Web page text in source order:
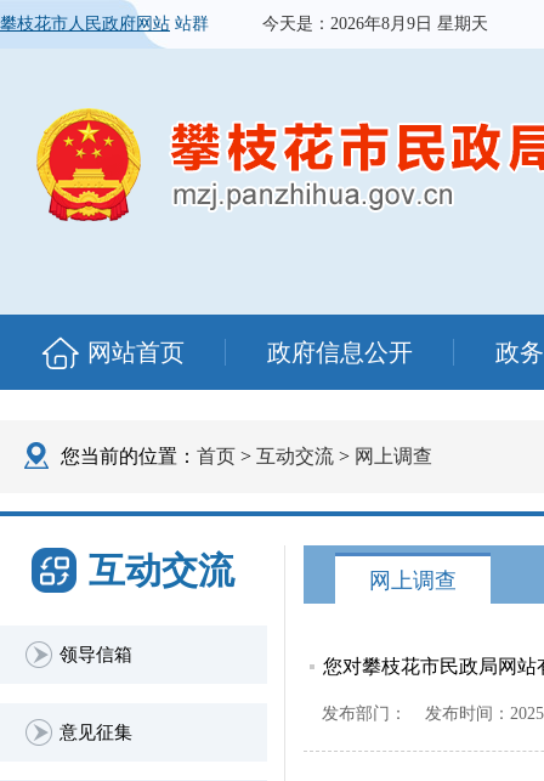
攀枝花市人民政府网站 站群 今天是： 2026年8月9日 星期天
网站首页 政府信息公开 政
您当前的位置： 首页 > 互动交流 > 网上调查
互动交流
领导信箱
意见征集
网上调查
您对攀枝花市民政局网站
发布部门： 发布时间：